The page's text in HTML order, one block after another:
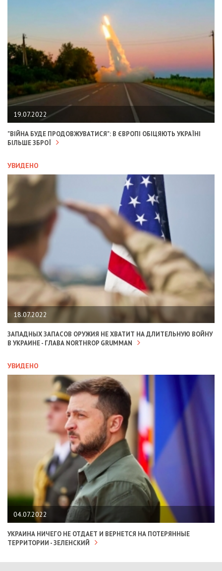
19.07.2022
"ВІЙНА БУДЕ ПРОДОВЖУВАТИСЯ": В ЄВРОПІ ОБІЦЯЮТЬ УКРАЇНІ
БІЛЬШЕ ЗБРОЇ
УВИДЕНО
18.07.2022
ЗАПАДНЫХ ЗАПАСОВ ОРУЖИЯ НЕ ХВАТИТ НА ДЛИТЕЛЬНУЮ ВОЙНУ
В УКРАИНЕ - ГЛАВА NORTHROP GRUMMAN
УВИДЕНО
04.07.2022
УКРАИНА НИЧЕГО НЕ ОТДАЕТ И ВЕРНЕТСЯ НА ПОТЕРЯННЫЕ
ТЕРРИТОРИИ - ЗЕЛЕНСКИЙ